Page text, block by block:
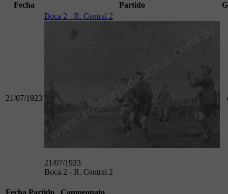
Fecha Partido
21/07/1923
Boca 2 - R. Central 2
21/07/1923
Boca 2 - R. Central 2